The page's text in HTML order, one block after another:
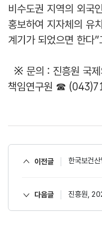
비수도권 지역의 외국
홍보하여 지자체의 유
계기가 되었으면 한다
※ 문의 : 진흥원 국제
책임연구원 ☎
이전글
다음글